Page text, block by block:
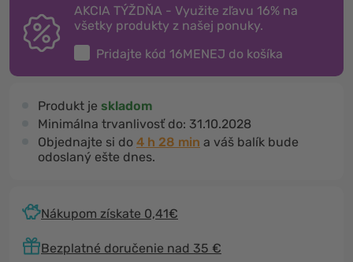
AKCIA TÝŽDŇA - Využite zľavu 16% na
všetky produkty z našej ponuky.
Pridajte kód 16MENEJ do košíka
Produkt je skladom
Minimálna trvanlivosť do: 31.10.2028
Objednajte si do 4 h 28 min a váš balík bude
odoslaný ešte dnes.
Nákupom získate 0,41€
Bezplatné doručenie nad 35 €